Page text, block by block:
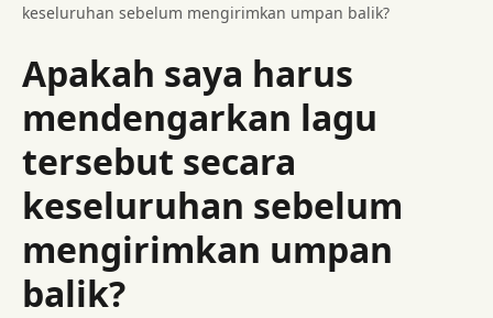
keseluruhan sebelum mengirimkan umpan balik?
Apakah saya harus
mendengarkan lagu
tersebut secara
keseluruhan sebelum
mengirimkan umpan
balik?